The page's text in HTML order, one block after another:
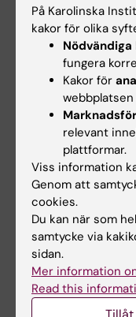
Hitta
Länkar
Anna Mia
På Karolinska
kakor för olika
Nödvändiga
fungera
Kakor för
webbplatsen
relevant
plattformar.
Viss information
Genom att
cookies.
Du kan när som
samtycke via
sidan.
Mer information
Read this